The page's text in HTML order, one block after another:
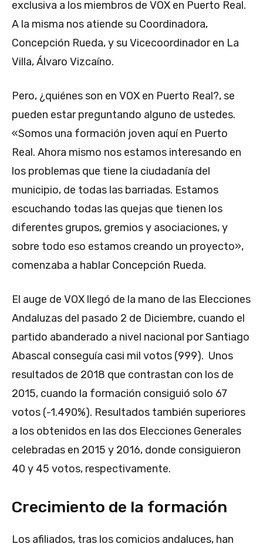
exclusiva a los miembros de VOX en Puerto Real.
A la misma nos atiende su Coordinadora,
Concepción Rueda, y su Vicecoordinador en La
Villa, Álvaro Vizcaíno.
Pero, ¿quiénes son en VOX en Puerto Real?, se
pueden estar preguntando alguno de ustedes.
«Somos una formación joven aquí en Puerto
Real. Ahora mismo nos estamos interesando en
los problemas que tiene la ciudadanía del
municipio, de todas las barriadas. Estamos
escuchando todas las quejas que tienen los
diferentes grupos, gremios y asociaciones, y
sobre todo eso estamos creando un proyecto»,
comenzaba a hablar Concepción Rueda.
El auge de VOX llegó de la mano de las Elecciones
Andaluzas del pasado 2 de Diciembre, cuando el
partido abanderado a nivel nacional por Santiago
Abascal conseguía casi mil votos (999). Unos
resultados de 2018 que contrastan con los de
2015, cuando la formación consiguió solo 67
votos (-1.490%). Resultados también superiores
a los obtenidos en las dos Elecciones Generales
celebradas en 2015 y 2016, donde consiguieron
40 y 45 votos, respectivamente.
Crecimiento de la formación
Los afiliados, tras los comicios andaluces, han